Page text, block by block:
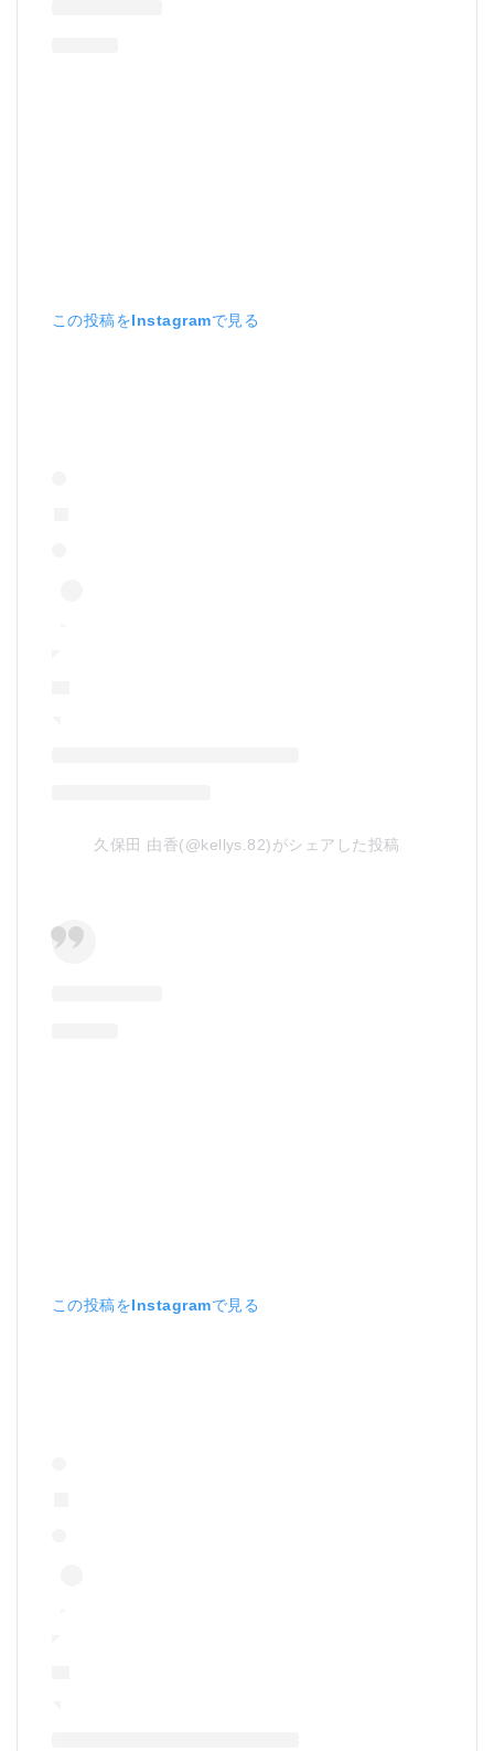
この投稿をInstagramで見る
久保田 由香(@kellys.82)がシェアした投稿
この投稿をInstagramで見る